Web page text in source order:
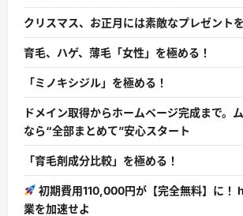
クリスマス、お正月には素敵なプレゼント
育毛、ハゲ、薄毛「女性」を極める！
「ミノキシジル」を極める！
ドメイン取得からホームページ完成まで。
なら“全部まとめて”安心スタート
「育毛剤成分比較」を極める！
初期費用110,000円が【完全無料】に！
業を加速せよ